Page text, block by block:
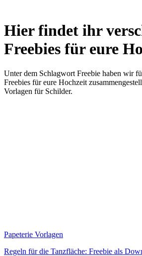
Hier findet ihr
Freebies für eure
Unter dem Schlagwort Freebie haben wir
Freebies für eure Hochzeit
Vorlagen für Schilder.
Papeterie Vorlagen
Regeln für die Tanzfläche: Freebie als